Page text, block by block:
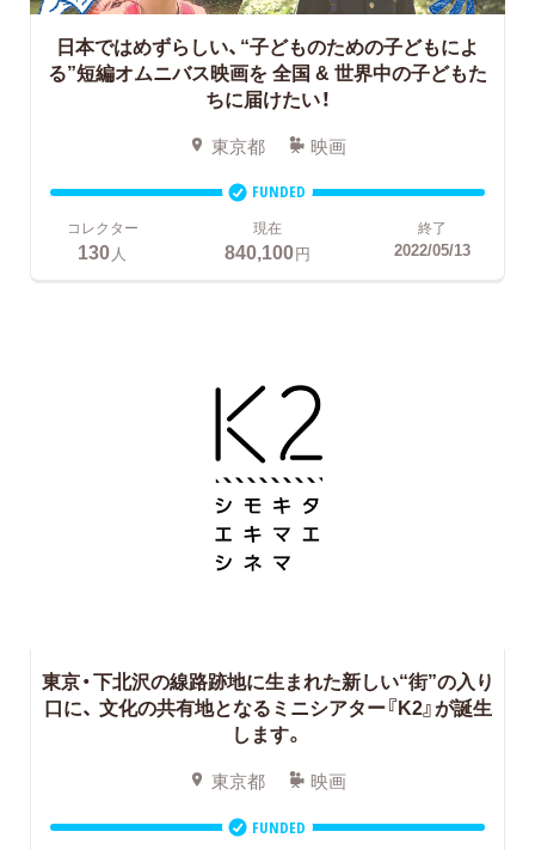
日本ではめずらしい、“子どものための子どもによ
る”短編オムニバス映画を全国 & 世界中の子どもた
ちに届けたい！
東京都 映画
FUNDED
コレクター
130 人
現在
840,100円
終了
2022/05/13
東京・下北沢の線路跡地に生まれた新しい“街”の入り
口に、 文化の共有地となるミニシアター『K2』が誕生
します。
東京都 映画
FUNDED